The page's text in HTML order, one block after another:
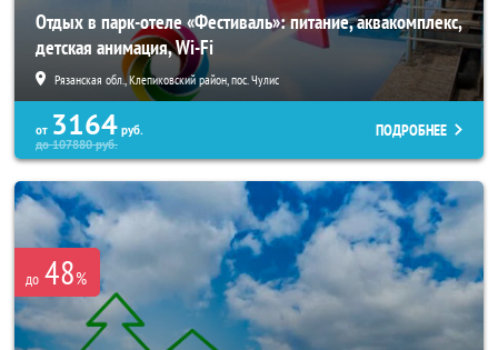
Отдых в парк-отеле «Фестиваль»: питание, аквакомплекс,
детская анимация, Wi-Fi
Рязанская обл., Клепиковский район, пос. Чулис
от 3164 руб.
до107880руб.
ПОДРОБНЕЕ
до 48%